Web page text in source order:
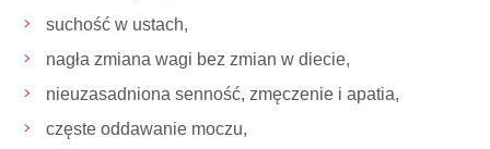
suchość w ustach,
nagła zmiana wagi bez zmian w diecie,
nieuzasadniona senność, zmęczenie i apatia,
częste oddawanie moczu,